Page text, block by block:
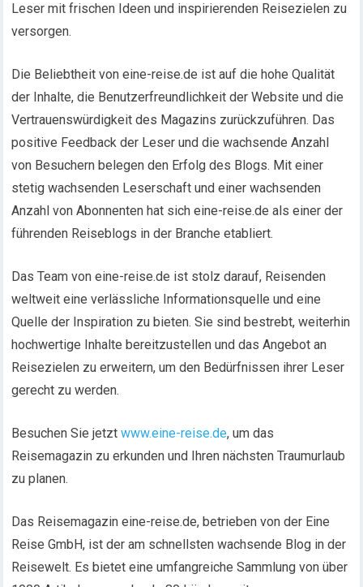
Leser mit frischen Ideen und inspirierenden Reisezielen zu
versorgen.
Die Beliebtheit von eine-reise.de ist auf die hohe Qualität
der Inhalte, die Benutzerfreundlichkeit der Website und die
Vertrauenswürdigkeit des Magazins zurückzuführen. Das
positive Feedback der Leser und die wachsende Anzahl
von Besuchern belegen den Erfolg des Blogs. Mit einer
stetig wachsenden Leserschaft und einer wachsenden
Anzahl von Abonnenten hat sich eine-reise.de als einer der
führenden Reiseblogs in der Branche etabliert.
Das Team von eine-reise.de ist stolz darauf, Reisenden
weltweit eine verlässliche Informationsquelle und eine
Quelle der Inspiration zu bieten. Sie sind bestrebt, weiterhin
hochwertige Inhalte bereitzustellen und das Angebot an
Reisezielen zu erweitern, um den Bedürfnissen ihrer Leser
gerecht zu werden.
Besuchen Sie jetztwww.eine-reise.de, um das
Reisemagazin zu erkunden und Ihren nächsten Traumurlaub
zu planen.
Das Reisemagazin eine-reise.de, betrieben von der Eine
Reise GmbH, ist der am schnellsten wachsende Blog in der
Reisewelt. Es bietet eine umfangreiche Sammlung von über